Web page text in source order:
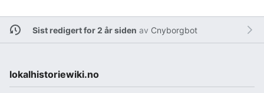
Sist redigert for 2 år siden av Cnyborgbot
lokalhistoriewiki.no